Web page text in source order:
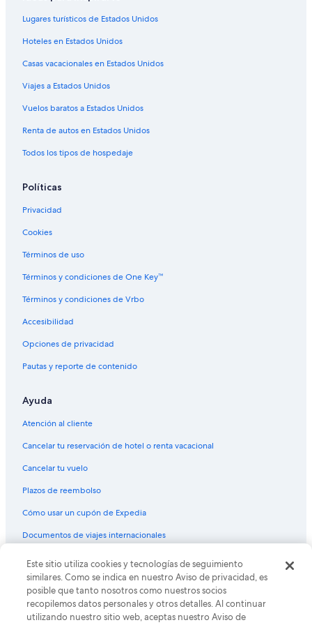
Hoteles cerca de Playa de Pinho
Hoteles en Vila Real
Hoteles en Canto Grande
Hoteles en Zimbros
Hoteles cerca de Parque Unipraias
Hoteles en Camboriú
Hoteles en Tijucas
Hoteles en Municípios
Hoteles cerca de Playa de Quatro Ilhas
Hoteles en Centro de Balneário Camboriú
Hoteles 2 estrellas en Bombas
Hoteles en la playa en Bombas
Hoteles familiares en Bombas
Hoteles en Bombas
Hoteles 3 estrellas en Mariscal
Hoteles con spa en Mariscal
Hoteles que aceptan mascotas en Mariscal
Hoteles en Mariscal
Hoteles cerca de Playa Canto Grande
Campings en Itapema
Casas de huéspedes en Itapema
Hoteles con casino en Itapema
Hoteles en la playa en Itapema
Hoteles que aceptan mascotas en Itapema
Lugares turísticos de Estados Unidos
Hoteles en Estados Unidos
Casas vacacionales en Estados Unidos
Viajes a Estados Unidos
Vuelos baratos a Estados Unidos
Renta de autos en Estados Unidos
Todos los tipos de hospedaje
Políticas
Privacidad
Cookies
Términos de uso
Términos y condiciones de One Key™
Términos y condiciones de Vrbo
Accesibilidad
Opciones de privacidad
Pautas y reporte de contenido
Ayuda
Atención al cliente
Cancelar tu reservación de hotel o renta vacacional
Cancelar tu vuelo
Plazos de reembolso
Cómo usar un cupón de Expedia
Documentos de viajes internacionales
© 2026 Expedia, Inc., una empresa de Expedia Group. Todos los
derechos reservados. Expedia y el logo de Expedia son marcas
registradas o marcas comerciales de Expedia, Inc. CST# 2029030-50.
Este sitio utiliza cookies y tecnologías de seguimiento
similares. Como se indica en nuestro Aviso de privacidad, es
posible que tanto nosotros como nuestros socios
recopilemos datos personales y otros detalles. Al continuar
utilizando nuestro sitio web, aceptas nuestro Aviso de